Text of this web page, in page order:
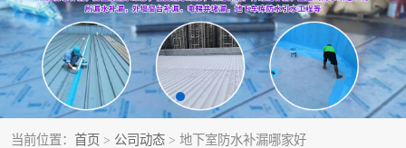
当前位置： 首页 > 公司动态 > 地下室防水补漏哪家好
楼面防水补漏
阳台卫生间防水补漏
金属房搭建及补漏